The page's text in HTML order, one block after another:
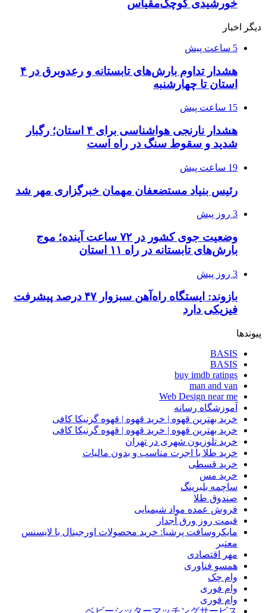
خورشیدی کوچک‌مقیاس
دیگر اخبار
5 ساعت پیش
هشدار تداوم بارش‌های تابستانه و رعدوبرق در ۴
استان تا چهارشنبه
15 ساعت پیش
هشدار نارنجی هواشناسی برای ۴ استان؛ رگبار
شدید و سقوط سنگ در راه است
19 ساعت پیش
رئیس بنیاد مستضعفان مهمان خبرگزاری مهر شد
3 روز پیش
وضعیت جوی کشور در ۷۲ ساعت آینده؛ موج
بارش‌های تابستانه در راه ۱۱ استان
3 روز پیش
بازوند: ایستگاه راه‌آهن سبزوار ۴۷ درصد پیشرفت
فیزیکی دارد
پیوندها
BASIS
BASIS
buy imdb ratings
man and van
Web Design near me
آموزشگاه رسانه
خرید بهترین قهوه | خرید قهوه | قهوه گرنیکا کافی
خرید بهترین قهوه | خرید قهوه | قهوه گرنیکا کافی
خرید تلوزیون شهری در تهران
خرید طلا با اجرت مناسب و بدون مالیات
خرید قسطی
خرید مس
ساچمه بلبرینگ
صندوق طلا
فروش عمده مواد شیمیایی
قیمت روز ورق آجدار
مایکروسافت پرشیا: خرید محصولات اورجینال با لایسنس
معتبر
مهر اقتصادی
همسو فناوری
وام چک
وام فوری
وام فوری